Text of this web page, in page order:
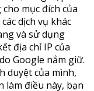
mục đích của
dịch vụ khác
và sử dụng
địa chỉ IP của
Google nắm giữ.
duyệt của mình,
làm điều này, bạn